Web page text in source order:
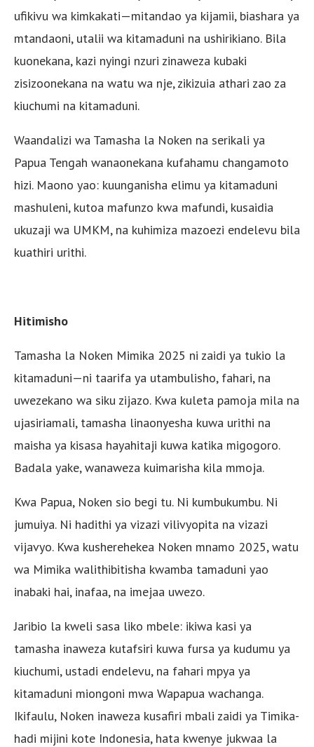
ufikivu wa kimkakati—mitandao ya kijamii, biashara ya
mtandaoni, utalii wa kitamaduni na ushirikiano. Bila
kuonekana, kazi nyingi nzuri zinaweza kubaki
zisizoonekana na watu wa nje, zikizuia athari zao za
kiuchumi na kitamaduni.
Waandalizi wa Tamasha la Noken na serikali ya
Papua Tengah wanaonekana kufahamu changamoto
hizi. Maono yao: kuunganisha elimu ya kitamaduni
mashuleni, kutoa mafunzo kwa mafundi, kusaidia
ukuzaji wa UMKM, na kuhimiza mazoezi endelevu bila
kuathiri urithi.
Hitimisho
Tamasha la Noken Mimika 2025 ni zaidi ya tukio la
kitamaduni—ni taarifa ya utambulisho, fahari, na
uwezekano wa siku zijazo. Kwa kuleta pamoja mila na
ujasiriamali, tamasha linaonyesha kuwa urithi na
maisha ya kisasa hayahitaji kuwa katika migogoro.
Badala yake, wanaweza kuimarisha kila mmoja.
Kwa Papua, Noken sio begi tu. Ni kumbukumbu. Ni
jumuiya. Ni hadithi ya vizazi vilivyopita na vizazi
vijavyo. Kwa kusherehekea Noken mnamo 2025, watu
wa Mimika walithibitisha kwamba tamaduni yao
inabaki hai, inafaa, na imejaa uwezo.
Jaribio la kweli sasa liko mbele: ikiwa kasi ya
tamasha inaweza kutafsiri kuwa fursa ya kudumu ya
kiuchumi, ustadi endelevu, na fahari mpya ya
kitamaduni miongoni mwa Wapapua wachanga.
Ikifaulu, Noken inaweza kusafiri mbali zaidi ya Timika-
hadi mijini kote Indonesia, hata kwenye jukwaa la